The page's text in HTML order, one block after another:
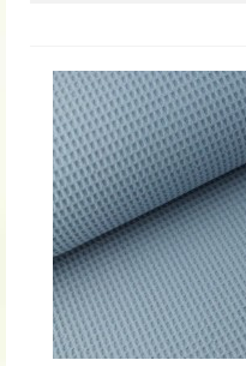
Webshop
Bijzondere creaties
Forums
Over ons